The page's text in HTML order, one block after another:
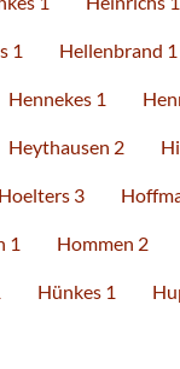
1 Hellenbrand 1
Hennekes 1
Heythausen 2
Hoelters 3
1 Hommen 2
Hünkes 1